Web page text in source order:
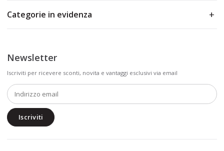
Categorie in evidenza
Newsletter
Iscriviti per ricevere sconti, novita e vantaggi esclusivi via email
Iscriviti